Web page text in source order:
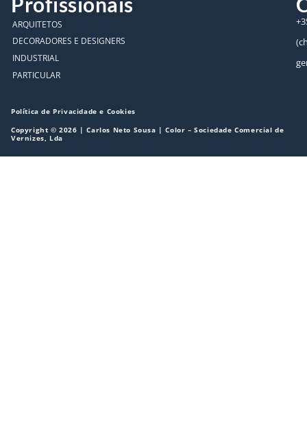
ARQUITETOS
DECORADORES E DESIGNERS
INDUSTRIAL
PARTICULAR
Política de Privacidade e Cookies
Copyright © 2026 | Carlos Neto Sousa | Color – Sociedade Comercial de
Vernizes, Lda